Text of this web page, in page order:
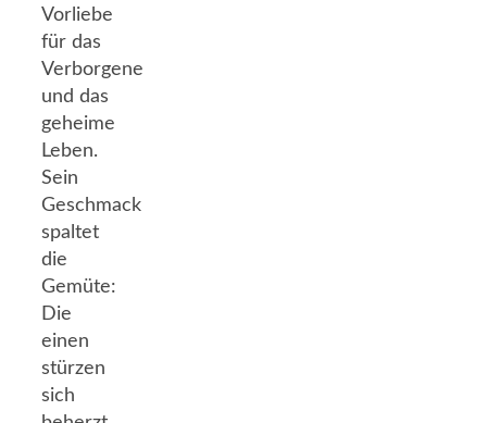
Vorliebe
für das
Verborgene
und das
geheime
Leben.
Sein
Geschmack
spaltet
die
Gemüte:
Die
einen
stürzen
sich